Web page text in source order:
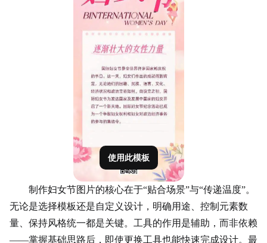
使用此模板
制作妇女节图片的核心在于“贴合场景”与“传递温度”。
无论是选择模板还是自定义设计，明确用途、控制元素数
量、保持风格统一都是关键。工具的作用是辅助，而非依赖
——掌握基础思路后，即使更换工具也能快速完成设计。最